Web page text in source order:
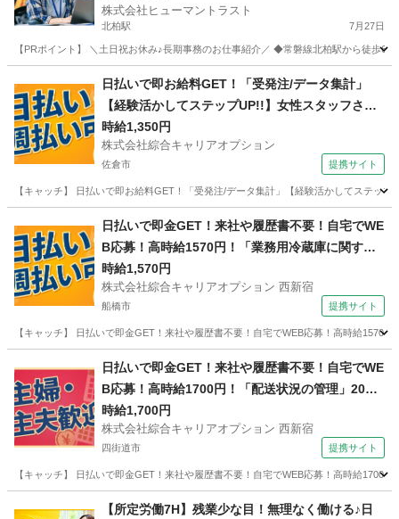
株式会社ヒューマントラスト
北柏駅 7月27日
【PRポイント】 ＼土日祝お休み♪長期事務のお仕事紹介／ ◆常磐線北柏駅から徒歩
北柏駅 一般事務 ヒューマントラスト
日払いで即お給料GET！「受発注/データ集計」
【経験活かしてステップUP!!】女性スタッフさん
も活躍中♪ウレシイ☆土日祝休♪高時給1350円！
時給1,350円
株式会社綜合キャリアオプション
佐倉市 提携サイト
【キャッチ】 日払いで即お給料GET！「受発注/データ集計」【経験活かしてステッ
一般事務
日払いで即金GET！来社や履歴書不要！自宅でWE
B応募！高時給1570円！「業務用冷蔵庫に関する
窓口」20代～40代のスタッフさん中心に大活躍
中！
時給1,570円
株式会社綜合キャリアオプション 西新宿
船橋市 提携サイト
【キャッチ】 日払いで即金GET！来社や履歴書不要！自宅でWEB応募！高時給
電話対応
日払いで即金GET！来社や履歴書不要！自宅でWE
B応募！高時給1700円！「配送状況の管理」20代
～40代のスタッフさん中心に大活躍中！
時給1,700円
株式会社綜合キャリアオプション 西新宿
四街道市 提携サイト
【キャッチ】 日払いで即金GET！来社や履歴書不要！自宅でWEB応募！高時給
その他
【所定労働7H】残業少な目！無理なく働ける♪日